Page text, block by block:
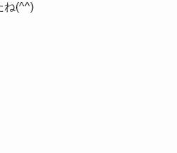
ね(^^)